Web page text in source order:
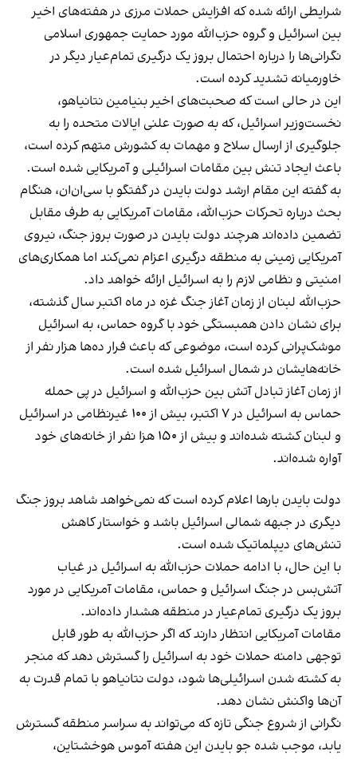
شرایطی ارائه شده که افزایش حملات مرزی در هفته‌های اخیر
بین اسرائیل و گروه حزب‌الله مورد حمایت جمهوری اسلامی
نگرانی‌ها را درباره احتمال بروز یک درگیری تمام‌عیار دیگر در
خاورمیانه تشدید کرده است.
این در حالی‌ است که صحبت‌های اخیر بنیامین نتانیاهو،
نخست‌وزیر اسرائیل، که به صورت علنی ایالات متحده را به
جلوگیری از ارسال سلاح و مهمات به کشورش متهم کرده است،
باعث ایجاد تنش بین مقامات اسرائیلی و آمریکایی شده است.
به گفته این مقام ارشد دولت بایدن در گفتگو با سی‌ان‌ان، هنگام
بحث درباره تحرکات حزب‌الله، مقامات آمریکایی به طرف مقابل
تضمین داده‌اند هرچند دولت بایدن در صورت بروز جنگ، نیروی
آمریکایی زمینی به منطقه درگیری اعزام نمی‌کند اما همکاری‌های
امنیتی و نظامی لازم را به اسرائیل ارائه خواهد داد.
حزب‌الله لبنان از زمان آغاز جنگ غزه در ماه اکتبر سال گذشته،
برای نشان دادن همبستگی خود با گروه حماس، به اسرائیل
موشک‌پرانی کرده است، موضوعی که باعث فرار ده‌ها هزار نفر از
خانه‌هایشان در شمال اسرائیل شده است.
از زمان آغاز تبادل آتش بین حزب‌الله و اسرائیل در پی حمله
حماس به اسرائیل در ۷ اکتبر، بیش از ۱۰۰ غیرنظامی در اسرائیل
و لبنان کشته شده‌اند و بیش از ۱۵۰ هزا نفر از خانه‌های خود
آواره شده‌اند.
دولت بایدن بارها اعلام کرده است که نمی‌خواهد شاهد بروز جنگ
دیگری در جبهه شمالی اسرائیل باشد و خواستار کاهش
تنش‌های دیپلماتیک شده است.
با این حال، با ادامه حملات حزب‌الله به اسرائیل در غیاب
آتش‌بس در جنگ اسرائیل و حماس، مقامات آمریکایی در مورد
بروز یک درگیری تمام‌عیار در منطقه هشدار داده‌اند.
مقامات آمریکایی انتظار دارند که اگر حزب‌الله به طور قابل
توجهی دامنه حملات خود به اسرائیل را گسترش دهد که منجر
به کشته شدن اسرائیلی‌ها شود، دولت نتانیاهو با تمام قدرت به
آن‌ها واکنش نشان دهد.
نگرانی از شروع جنگی تازه که می‌تواند به سراسر منطقه گسترش
یابد، موجب شده جو بایدن این هفته آموس هوخشتاین،